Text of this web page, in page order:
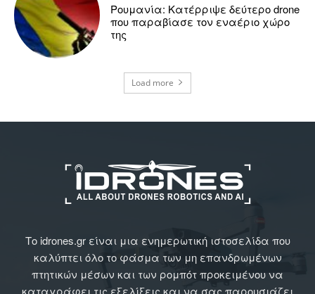
Ρουμανία: Κατέρριψε δεύτερο drone
που παραβίασε τον εναέριο χώρο
της
Load more
Το idrones.gr είναι μια ενημερωτική ιστοσελίδα που
καλύπτει όλο το φάσμα των μη επανδρωμένων
πτητικών μέσων και των ρομπότ προκειμένου να
καταγράφει τις εξελίξεις και να σας παρουσιάζει